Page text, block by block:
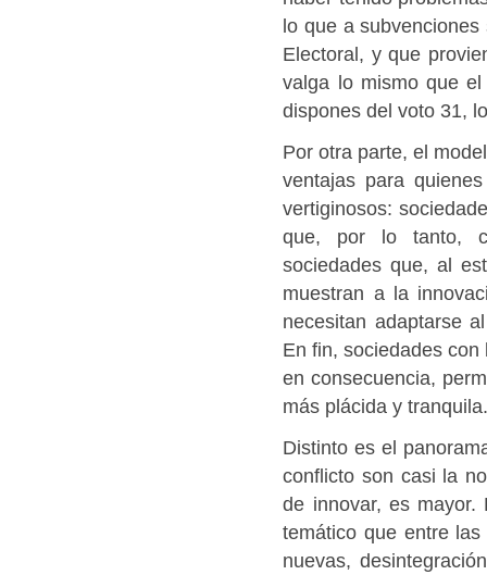
lo que a
Electoral, y que
valga lo mismo que
dispones del voto 31,
Por otra parte, el
ventajas para
vertiginosos:
que, por lo tanto,
sociedades que, al
muestran a la
necesitan adaptarse
En fin, sociedades
en consecuencia,
más plácida y
Distinto es el
conflicto son casi la
de innovar, es
temático que entre
nuevas,